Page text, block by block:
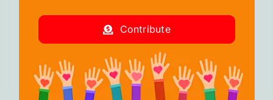
Contribute